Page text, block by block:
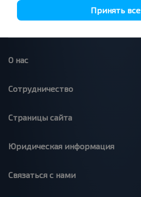
Минск - Варшава
Минск - Москва
О нас
Сотрудничество
Страницы сайта
Юридическая информация
Связаться с нами
Принять все